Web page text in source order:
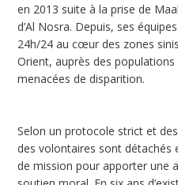
en 2013 suite à la prise de
d’Al Nosra. Depuis, ses
24h/24 au cœur des zones
Orient, auprès des
menacées de disparition.
Selon un protocole strict et
des volontaires sont détachés
de mission pour apporter une